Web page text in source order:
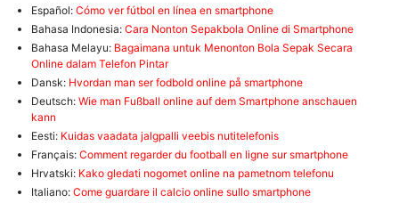
Español: Cómo ver fútbol en línea en smartphone
Bahasa Indonesia: Cara Nonton Sepakbola Online di Smartphone
Bahasa Melayu: Bagaimana untuk Menonton Bola Sepak Secara
Online dalam Telefon Pintar
Dansk: Hvordan man ser fodbold online på smartphone
Deutsch: Wie man Fußball online auf dem Smartphone anschauen
kann
Eesti: Kuidas vaadata jalgpalli veebis nutitelefonis
Français: Comment regarder du football en ligne sur smartphone
Hrvatski: Kako gledati nogomet online na pametnom telefonu
Italiano: Come guardare il calcio online sullo smartphone